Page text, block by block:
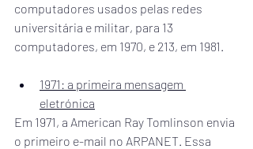
computadores usados pelas redes
universitária e militar, para 13
computadores, em 1970, e 213, em 1981.
1971: a primeira mensagem
eletrónica
Em 1971, a American Ray Tomlinson envia
o primeiro e-mail no ARPANET. Essa